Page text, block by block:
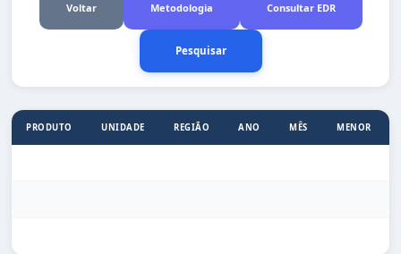
Bragança Paulista
Voltar Metodologia Consultar EDR
PRODUTO UNIDADE REGIÃO ANO MÊS MENOR